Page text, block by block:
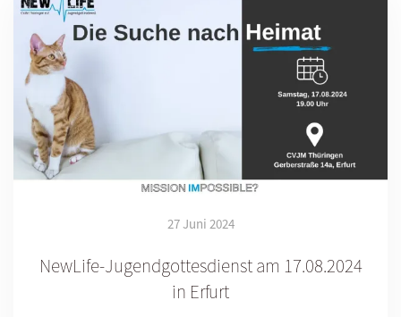
27 Juni 2024
NewLife-Jugendgottesdienst am 17.08.2024
in Erfurt